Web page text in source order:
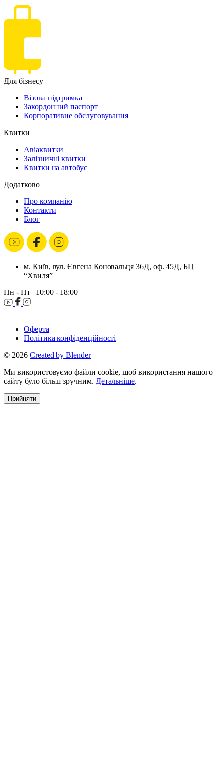
Для бізнесу
Візова підтримка
Закордонний паспорт
Корпоративне обслуговування
Квитки
Авіаквитки
Залізничні квитки
Квитки на автобус
Додатково
Про компанію
Контакти
Блог
м. Київ, вул. Євгена Коновальця 36Д, оф. 45Д, БЦ
“Хвиля”
Пн - Пт | 10:00 - 18:00
Оферта
Політика конфіденційності
© 2026 Created by Blender
Ми використовуємо файли cookie, щоб використання нашого
сайту було більш зручним. Детальніше.
Прийняти